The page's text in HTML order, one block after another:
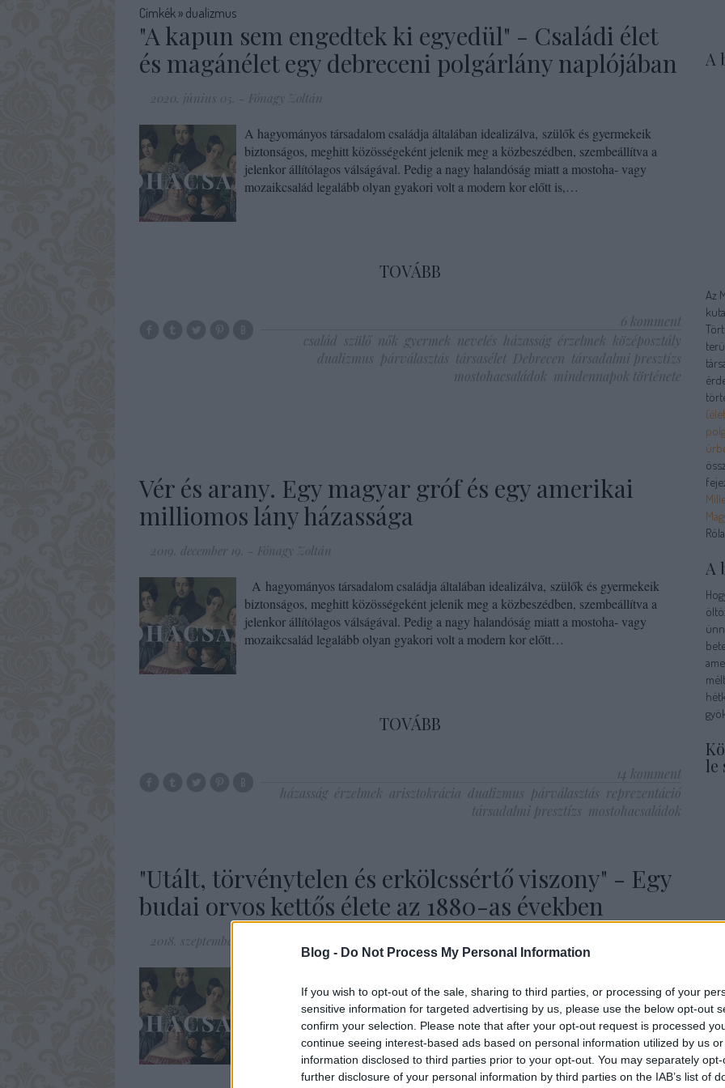
Blog - Do Not Process My Personal Information
If you wish to opt-out of the sale, sharing to third parties, or processing of your
sensitive information for targeted advertising by us, please use the below opt-out
confirm your selection. Please note that after your opt-out request is processed
continue seeing interest-based ads based on personal information utilized by us
information disclosed to third parties prior to your opt-out. You may separately
further disclosure of your personal information by third parties on the IAB’s list of
Címkék » dualizmus
"A kapun sem engedtek ki egyedül" - Családi élet
és magánélet egy debreceni polgárlány naplójában
2020. június 05. Fónagy Zoltán
A hagyományos társadalom családja általában idealizálva, szülők és gyermekeik
biztonságos, meghitt közösségeként jelenik meg a közbeszédben, szembeállítva a
jelenkor állítólagos válságával. Pedig a nagy halandóság miatt a mostoha- vagy
mozaikcsalád legalább olyan gyakori volt a modern kor előtt is,…
TOVÁBB
6 komment
család szülő nők gyermek nevelés házasság érzelmek
középosztály
dualizmus párválasztás társasélet Debrecen társadalmi presztízs
mostohacsaládok
mindennapok története
Vér és arany. Egy magyar gróf és egy amerikai
milliomos lány házassága
2019. december 19. Fónagy Zoltán
A hagyományos társadalom családja általában idealizálva, szülők és gyermekeik
biztonságos, meghitt közösségeként jelenik meg a közbeszédben, szembeállítva a
jelenkor állítólagos válságával. Pedig a nagy halandóság miatt a mostoha- vagy
mozaikcsalád legalább olyan gyakori volt a modern kor előtt…
TOVÁBB
14 komment
házasság érzelmek arisztokrácia dualizmus párválasztás reprezentáció
társadalmi presztízs mostohacsaládok
"Utált, törvénytelen és erkölcssértő viszony" - Egy
budai orvos kettős élete az 1880-as években
2018. szeptember 12.
biztonságos, meghitt közösségeként jelenik meg a közbeszédben, szembeállítva a
jelenkor állítólagos válságával. Pedig a nagy halandóság miatt a mostoha- vagy
mozaikcsalád legalább olyan gyakori volt a modern kor előtt is,…
A
Az
A
le